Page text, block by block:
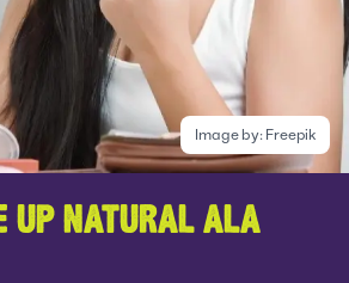
Image by: Freepik
UP NATURAL ALA